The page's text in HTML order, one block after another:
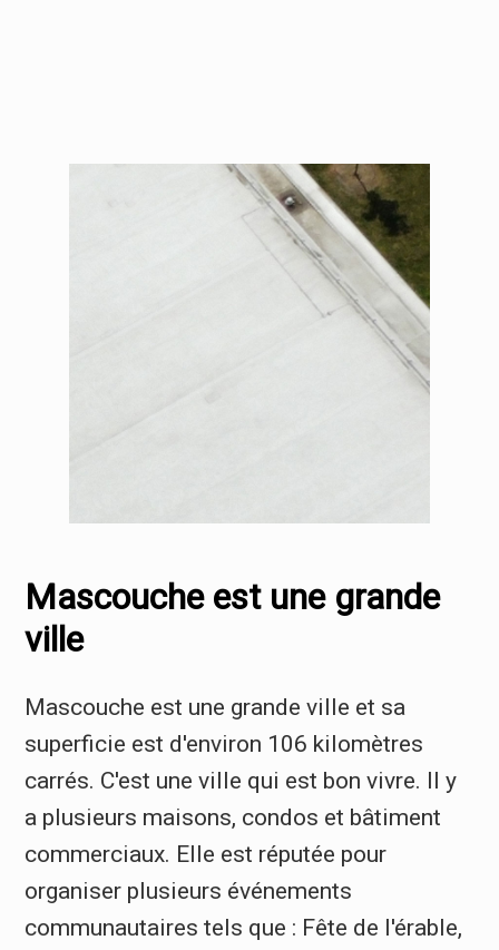
Mascouche est une grande
ville
Mascouche est une grande ville et sa
superficie est d'environ 106 kilomètres
carrés. C'est une ville qui est bon vivre. Il y
a plusieurs maisons, condos et bâtiment
commerciaux. Elle est réputée pour
organiser plusieurs événements
communautaires tels que : Fête de l'érable,